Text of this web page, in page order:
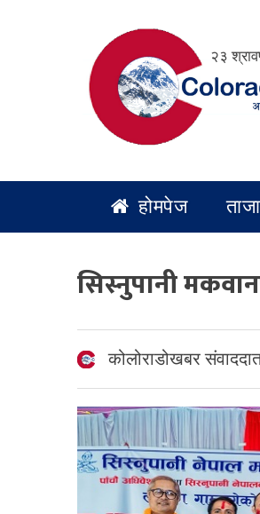
२३
होमपेज
सिस्नुपानी
कोलोराडोखबर